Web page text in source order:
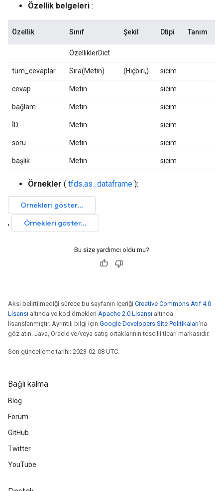
Özellik belgeleri :
Özellik Sınıf Şekil Dtipi Tanım
ÖzelliklerDict
tüm_cevaplar Sıra(Metin) (Hiçbiri,) sicim
cevap Metin sicim
bağlam Metin sicim
İD Metin sicim
soru Metin sicim
başlık Metin sicim
Örnekler ( tfds.as_dataframe ):
Bu size yardımcı oldu mu?
Aksi belirtilmediği sürece bu sayfanın içeriği Creative Commons Atıf 4.0
Lisansı altında ve kod örnekleri Apache 2.0 Lisansı altında
lisanslanmıştır. Ayrıntılı bilgi için Google Developers Site Politikaları'na
göz atın. Java, Oracle ve/veya satış ortaklarının tescilli ticari markasıdır.
Son güncelleme tarihi: 2023-02-08 UTC.
Bağlı kalma
Blog
Forum
GitHub
Twitter
YouTube